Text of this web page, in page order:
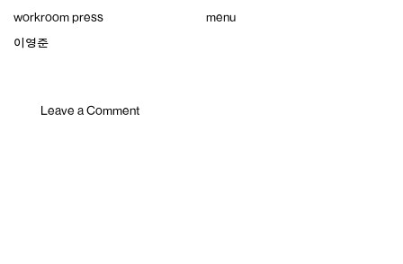
content
workroom press menu
이영준
Leave a Comment